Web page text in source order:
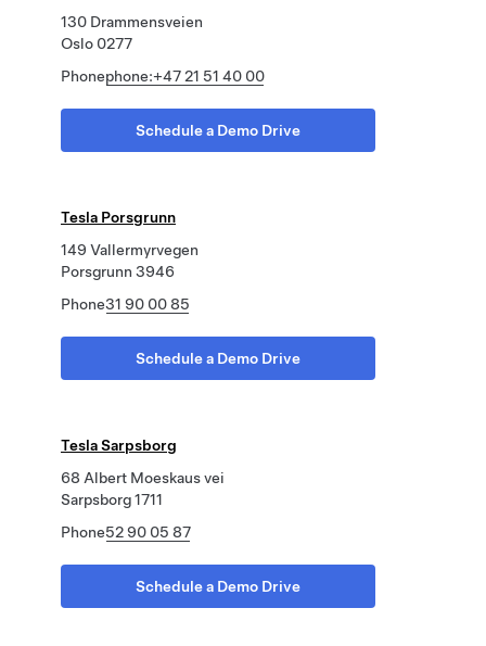
130 Drammensveien
Oslo 0277
Phonephone:+47 21 51 40 00
Schedule a Demo Drive
Tesla Porsgrunn
149 Vallermyrvegen
Porsgrunn 3946
Phone31 90 00 85
Schedule a Demo Drive
Tesla Sarpsborg
68 Albert Moeskaus vei
Sarpsborg 1711
Phone52 90 05 87
Schedule a Demo Drive